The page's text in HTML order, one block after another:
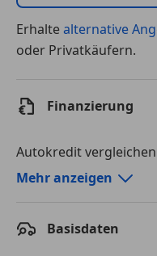
Erhaltealternative
oder Privatkäufern.
Finanzierung
Autokredit vergleichen
Autokredit-Rechner
Mehr anzeigen
Basisdaten